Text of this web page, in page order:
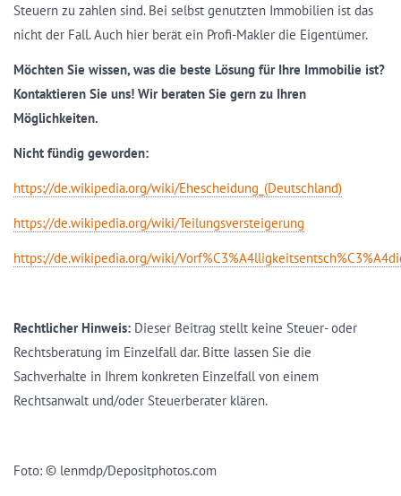
Steuern zu zahlen sind. Bei selbst genutzten Immobilien ist das
nicht der Fall. Auch hier berät ein Profi-Makler die Eigentümer.
Möchten Sie wissen, was die beste Lösung für Ihre Immobilie ist?
Kontaktieren Sie uns! Wir beraten Sie gern zu Ihren
Möglichkeiten.
Nicht fündig geworden:
https://de.wikipedia.org/wiki/Ehescheidung_(Deutschland)
https://de.wikipedia.org/wiki/Teilungsversteigerung
https://de.wikipedia.org/wiki/
Rechtlicher Hinweis: Dieser Beitrag stellt keine Steuer- oder
Rechtsberatung im Einzelfall dar. Bitte lassen Sie die
Sachverhalte in Ihrem konkreten Einzelfall von einem
Rechtsanwalt und/oder Steuerberater klären.
Foto: © lenmdp/Depositphotos.com